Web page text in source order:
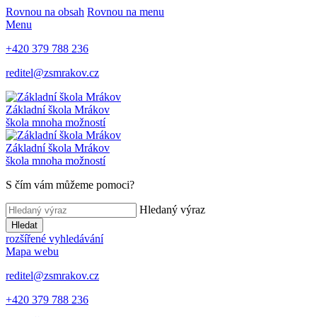
Rovnou na obsah Rovnou na menu
Menu
+420 379 788 236
reditel@zsmrakov.cz
Základní škola Mrákov
škola mnoha možností
Základní škola Mrákov
škola mnoha možností
S čím vám můžeme pomoci?
Hledaný výraz
Hledat
rozšířené vyhledávání
Mapa webu
reditel@zsmrakov.cz
+420 379 788 236